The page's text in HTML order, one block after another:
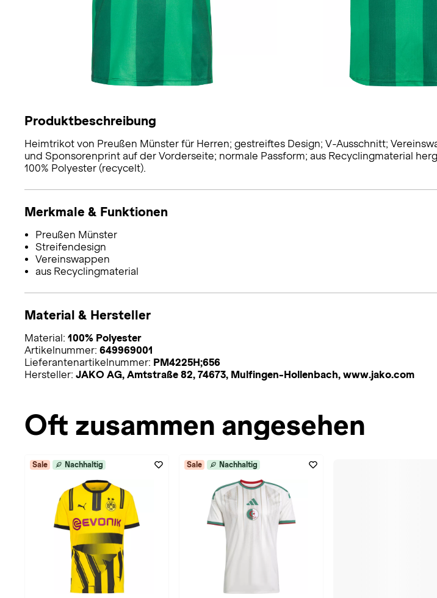
Produktbeschreibung
Heimtrikot von Preußen Münster für Herren; gestreiftes Design; V-Ausschnitt;
und Sponsorenprint auf der Vorderseite; normale Passform; aus Recyclingmaterial
100% Polyester (recycelt).
Merkmale & Funktionen
Preußen Münster
Streifendesign
Vereinswappen
aus Recyclingmaterial
Material & Hersteller
Material: 100% Polyester
Artikelnummer: 649969001
Lieferantenartikelnummer: PM4225H;656
Hersteller: JAKO AG, Amtstraße 82, 74673, Mulfingen-Hollenbach, www.jako.com
Oft zusammen angesehen
Sale Nachhaltig Sale Nachhaltig